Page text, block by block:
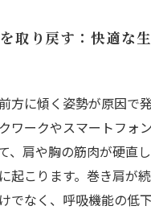
取り戻す：快適な
方に傾く姿勢が原因で
ワークやスマートフォ
、肩や胸の筋肉が硬直
起こります。巻き肩が
でなく、呼吸機能の低